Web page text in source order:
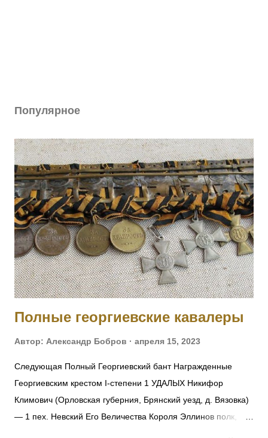
Популярное
Полные георгиевские кавалеры
Автор: Александр Бобров апреля 15, 2023
Следующая Полный Георгиевский бант Награжденные
Георгиевским крестом I-степени 1 УДАЛЫХ Никифор
Климович (Орловская губерния, Брянский уезд, д. Вязовка)
— 1 пех. Невский Его Величества Короля Эллинов полк,